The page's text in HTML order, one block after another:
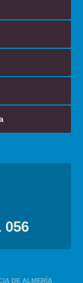
056
DE ALMERÍA